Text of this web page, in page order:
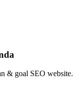
& goal SEO website.